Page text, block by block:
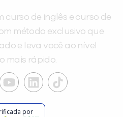
curso de inglês e curso de
método exclusivo que
e leva você ao nível
mais rápido.
por